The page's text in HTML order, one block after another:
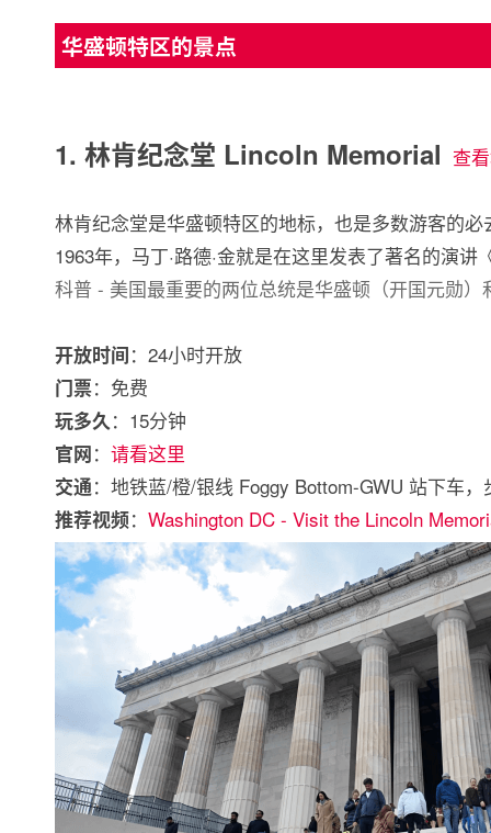
华盛顿特区的景点
1. 林肯纪念堂 Lincoln Memorial 查
林肯纪念堂是华盛顿特区的地标，也是多数游客的必
1963年，马丁·路德·金就是在这里发表了著名的演讲
科普 - 美国最重要的两位总统是华盛顿（开国元勋
开放时间：24小时开放
门票：免费
玩多久：15分钟
官网： 请看这里
交通：地铁蓝/橙/银线 Foggy Bottom-GWU 站下车
推荐视频： Washington DC - Visit the Lincoln